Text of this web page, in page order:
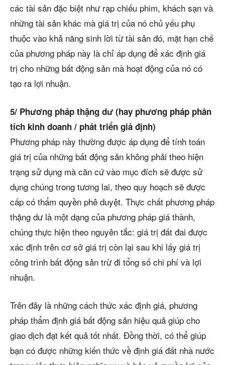
các tài sản đặc biệt như rạp chiếu phim, khách sạn và
những tài sản khác mà giá trị của nó chủ yếu phụ
thuộc vào khả năng sinh lời từ tài sản đó, mặt hạn chế
của phương pháp này là chỉ áp dụng để xác định giá
trị cho những bất động sản mà hoạt động của nó có
tạo ra lợi nhuận.
5/ Phương pháp thặng dư (hay phương pháp phân
tích kinh doanh / phát triển giả định)
Phương pháp này thường được áp dụng để tính toán
giá trị của những bất động sản không phải theo hiện
trạng sử dụng mà căn cứ vào mục đích sẽ được sử
dụng chúng trong tương lai, theo quy hoạch sẽ được
cấp có thẩm quyền phê duyệt. Thực chất phương pháp
thặng dư là một dạng của phương pháp giá thành,
chúng thực hiện theo nguyên tắc: giá trị đất đai được
xác định trên cơ sở giá trị còn lại sau khi lấy giá trị
công trình bất động sản trừ đi tổng số chi phí và lợi
nhuận.
Trên đây là những cách thức xác định giá, phương
pháp thẩm định giá bất động sản hiệu quả giúp cho
giao dịch đạt kết quả tốt nhất. Đồng thời, có thể giúp
bạn có được những kiến thức về định giá đất nhà nước